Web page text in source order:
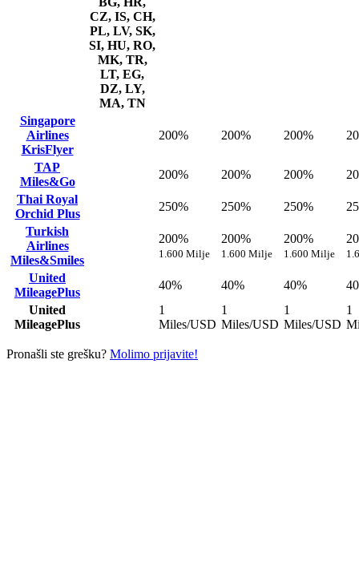
CZ, IS, CH,
PL, LV, SK,
SI, HU, RO,
MK, TR,
LT, EG,
DZ, LY,
MA, TN
Singapore
Airlines
KrisFlyer
200% 200% 200%
TAP
Miles&Go
200% 200% 200%
Thai Royal
Orchid Plus
250% 250% 250%
Turkish
Airlines
Miles&Smiles
200%
1.600 Milje
200%
1.600 Milje
200%
1.600 Milje
United
MileagePlus
40% 40% 40%
United
MileagePlus
1
Miles/USD
1
Miles/USD
1
Miles/USD
1
Pronašli ste grešku? Molimo prijavite!